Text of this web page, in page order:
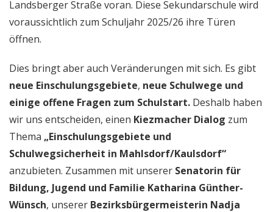
Landsberger Straße voran. Diese Sekundarschule wird
voraussichtlich zum Schuljahr 2025/26 ihre Türen
öffnen.
Dies bringt aber auch Veränderungen mit sich. Es gibt
neue Einschulungsgebiete, neue Schulwege und
einige offene Fragen zum Schulstart. Deshalb haben
wir uns entscheiden, einen Kiezmacher Dialog zum
Thema „Einschulungsgebiete und
Schulwegsicherheit in Mahlsdorf/Kaulsdorf“
anzubieten. Zusammen mit unserer Senatorin für
Bildung, Jugend und Familie Katharina Günther-
Wünsch, unserer Bezirksbürgermeisterin Nadja